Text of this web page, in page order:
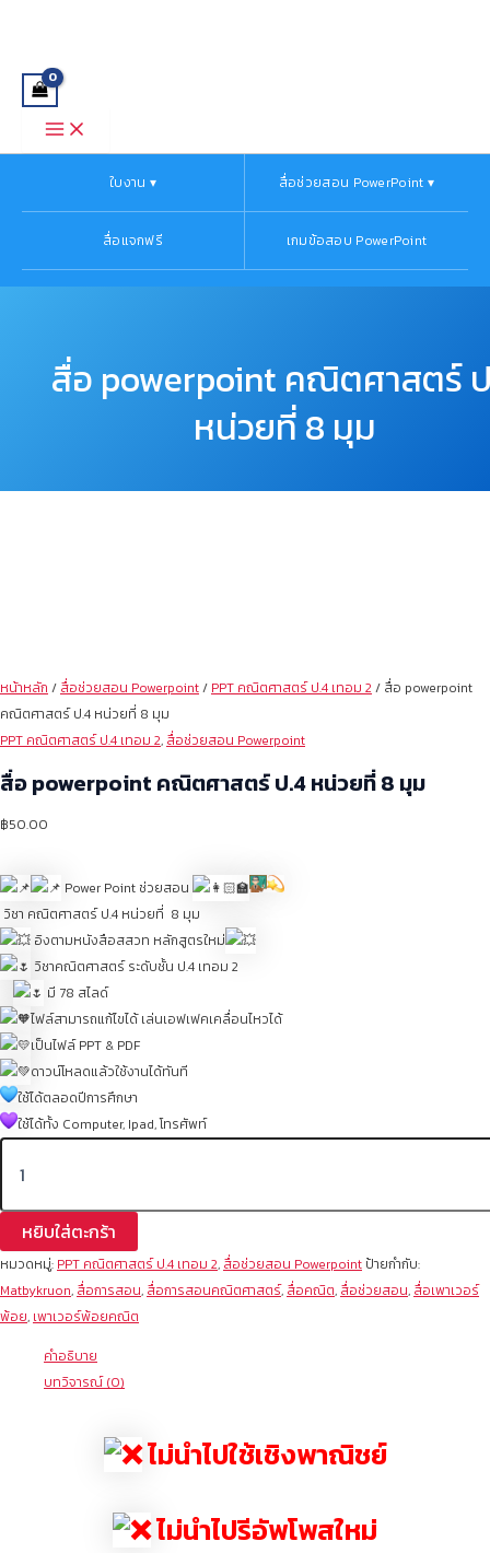
ใบงาน ▾ สื่อช่วยสอน PowerPoint ▾
สื่อแจกฟรี เกมข้อสอบ PowerPoint
สื่อ powerpoint คณิตศาสตร์
หน่วยที่ 8 มุม
หน้าหลัก / สื่อช่วยสอน Powerpoint/ PPT คณิตศาสตร์ ป.4 เทอม 2 / สื่อ powerpoint
คณิตศาสตร์ ป.4 หน่วยที่ 8 มุม
PPT คณิตศาสตร์ ป.4 เทอม 2, สื่อช่วยสอน Powerpoint
สื่อ powerpoint คณิตศาสตร์ ป.4 หน่วยที่ 8 มุม
฿50.00
Power Point ช่วยสอน
วิชา คณิตศาสตร์ ป.4 หน่วยที่ 8 มุม
อิงตามหนังสือสสวท หลักสูตรใหม่
วิชาคณิตศาสตร์ ระดับชั้น ป.4 เทอม 2
มี 78 สไลด์
ไฟล์สามารถแก้ไขได้ เล่นเอฟเฟคเคลื่อนไหวได้
เป็นไฟล์ PPT & PDF
ดาวน์โหลดแล้วใช้งานได้ทันที
ใช้ได้ตลอดปีการศึกษา
ใช้ได้ทั้ง Computer, Ipad, โทรศัพท์
คณิตศาสตร์
หยิบใส่ตะกร้า
หมวดหมู่: PPT คณิตศาสตร์ ป.4 เทอม 2, สื่อช่วยสอน Powerpoint ป้ายกำกับ:
Matbykruon, สื่อการสอน, สื่อการสอนคณิตศาสตร์, สื่อคณิต, สื่อช่วยสอน, สื่อเพาเวอร์
พ้อย, เพาเวอร์พ้อยคณิต
คำอธิบาย
บทวิจารณ์ (0)
ไม่นำไปใช้เชิงพาณิชย์
ไม่นำไปรีอัพโพสใหม่